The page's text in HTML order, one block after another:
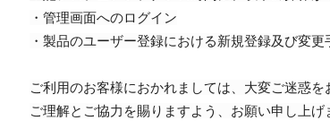
・管理画面へのログイン
・製品のユーザー登録における新規登録及び変更
ご利用のお客様におかれましては、大変ご迷惑
ご理解とご協力を賜りますよう、お願い申し上げ